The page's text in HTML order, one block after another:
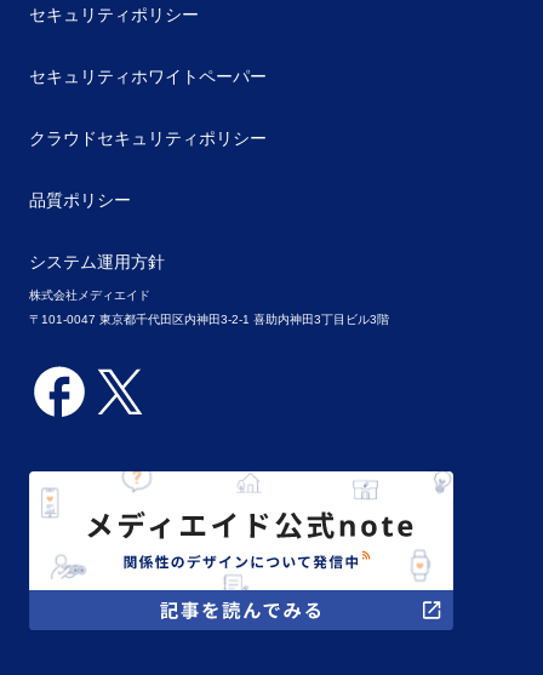
株式会社メディエイド
〒101-0047 東京都千代田区内神田3-2-1 喜助内神田3丁目ビル3階
セキュリティポリシー
セキュリティホワイトペーパー
クラウドセキュリティポリシー
品質ポリシー
システム運用方針